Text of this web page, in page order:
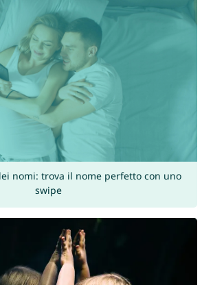
nomi: trova il nome perfetto con uno
swipe